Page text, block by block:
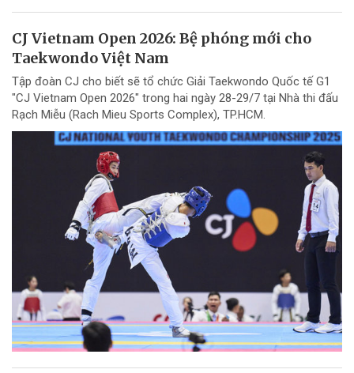
CJ Vietnam Open 2026: Bệ phóng mới cho
Taekwondo Việt Nam
Tập đoàn CJ cho biết sẽ tổ chức Giải Taekwondo Quốc tế G1
"CJ Vietnam Open 2026" trong hai ngày 28-29/7 tại Nhà thi đấu
Rạch Miễu (Rach Mieu Sports Complex), TP.HCM.